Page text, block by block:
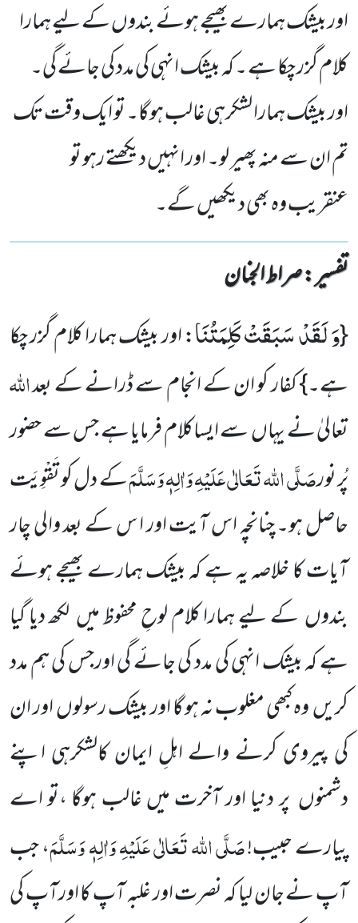
اور بیشک ہمارے بھیجے ہوئے بندوں کے لیے ہمارا
کلام گزر چکا ہے ۔ کہ بیشک انہی کی مدد کی جائے گی۔
اور بیشک ہمارا لشکرہی غالب ہوگا۔ تو ایک وقت تک
تم ان سے منہ پھیر لو۔ اور انہیں دیکھتے رہو تو
عنقریب وہ بھی دیکھیں گے۔
تفسیر : ‎صراط الجنان
{وَ لَقَدْ سَبَقَتْ كَلِمَتُنَا: اور بیشک ہمارا کلام گزر چکا
ہے۔} کفار کو ان کے انجام سے ڈرانے کے بعداللہ
تعالیٰ نے یہاں سے ایساکلام فرمایا ہے جس سے حضور
پُر نورصَلَّی اللہ تَعَالٰی عَلَیْہِ وَاٰلِہٖ وَسَلَّمَکے دل کو تَقْوِیَت
حاصل ہو۔ چنانچہ اس آیت اور ا س کے بعد والی چار
آیات کا خلاصہ یہ ہے کہ بیشک ہمارے بھیجے ہوئے
بندوں کے لیے ہمارا کلام لوحِ محفوظ میں لکھ دیا گیا
ہے کہ بیشک انہی کی مدد کی جائے گی اورجس کی ہم مدد
کریں وہ کبھی مغلوب نہ ہو گا اور بیشک رسولوں اور ان
کی پیروی کرنے والے اہلِ ایمان کالشکرہی اپنے
دشمنوں پر دنیا اور آخرت میں غالب ہوگا ،تو اے
پیارے حبیب!صَلَّیاللہ تَعَالٰی عَلَیْہِ وَاٰلِہٖ وَسَلَّمَ، جب
آپ نے جان لیا کہ نصرت اور غلبہ آپ کا اورآپ کی